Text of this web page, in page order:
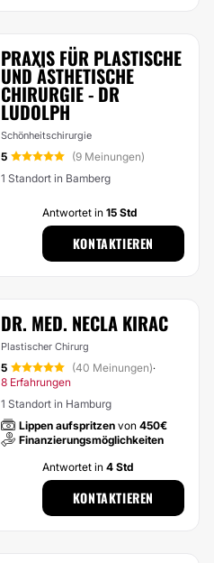
PRAXIS FÜR PLASTISCHE
UND ÄSTHETISCHE
CHIRURGIE - DR
LUDOLPH
Schönheitschirurgie
5
(9 Meinungen)
1 Standort in Bamberg
Antwortet in 15 Std
KONTAKTIEREN
DR. MED. NECLA KIRAC
Plastischer Chirurg
5 (40 Meinungen)·
8 Erfahrungen
1 Standort in Hamburg
Lippen aufspritzen von 450€
Finanzierungsmöglichkeiten
Antwortet in 4 Std
KONTAKTIEREN